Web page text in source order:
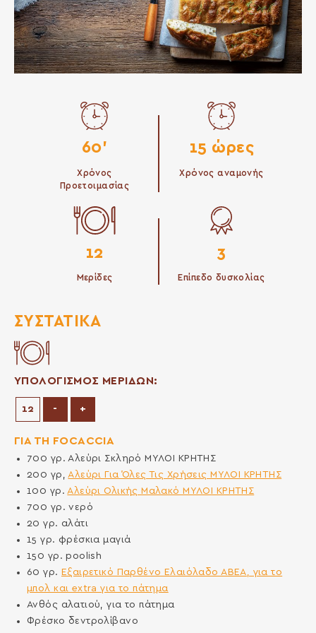
60'
Χρόνος
Προετοιμασίας
15 ώρες
Χρόνος αναμονής
12
Μερίδες
3
Επίπεδο δυσκολίας
ΣΥΣΤΑΤΙΚΆ
ΥΠΟΛΟΓΙΣΜΟΣ ΜΕΡΙΔΩΝ:
- Μείωση μερίδων
+Αύξηση μερίδων
ΓΙΑ ΤΗ FOCACCIA
700 γρ. Αλεύρι Σκληρό ΜΥΛΟΙ ΚΡΗΤΗΣ
200 γρ, Αλεύρι Για Όλες Τις Χρήσεις ΜΥΛΟΙ ΚΡΗΤΗΣ
100 γρ. Αλεύρι Ολικής Μαλακό ΜΥΛΟΙ ΚΡΗΤΗΣ
700 γρ.νερό
20γρ. αλάτι
15γρ. φρέσκια μαγιά
150 γρ.poolish
60γρ. Εξαιρετικό Παρθένο Ελαιόλαδο ΑΒΕΑ, για το
μπολ και extra για το πάτημα
Ανθός αλατιού, για το πάτημα
Φρέσκο δεντρολίβανο